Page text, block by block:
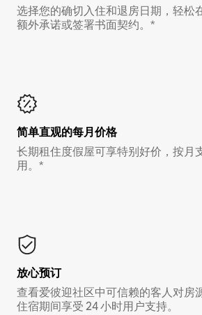
选择您的确切入住和退房日期，轻松
额外承诺或签署书面契约。*
简单直观的每月价格
长期租住度假屋可享特别好价，按月
用。*
放心预订
查看爱彼迎社区中可信赖的客人对房
住宿期间享受 24 小时用户支持。